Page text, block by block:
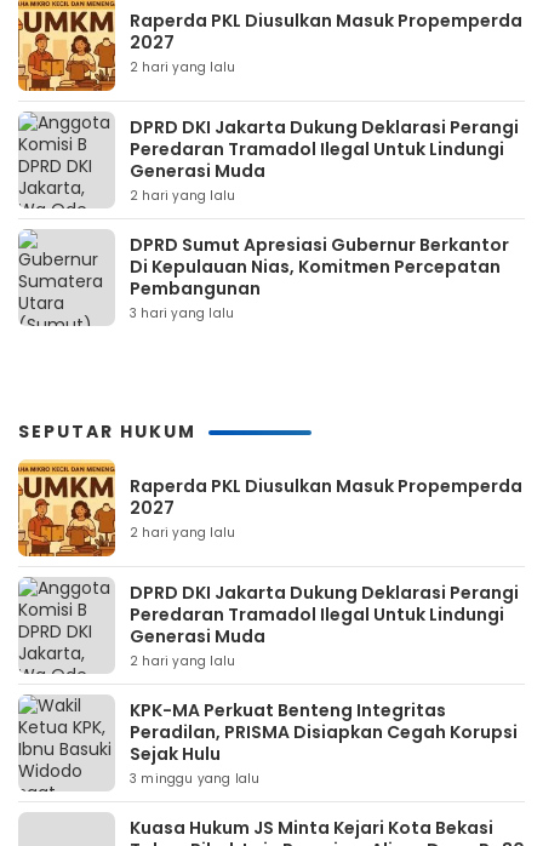
Raperda PKL Diusulkan Masuk Propemperda
2027
2 hari yang lalu
DPRD DKI Jakarta Dukung Deklarasi Perangi
Peredaran Tramadol Ilegal Untuk Lindungi
Generasi Muda
2 hari yang lalu
DPRD Sumut Apresiasi Gubernur Berkantor
Di Kepulauan Nias, Komitmen Percepatan
Pembangunan
3 hari yang lalu
SEPUTAR HUKUM
Raperda PKL Diusulkan Masuk Propemperda
2027
2 hari yang lalu
DPRD DKI Jakarta Dukung Deklarasi Perangi
Peredaran Tramadol Ilegal Untuk Lindungi
Generasi Muda
2 hari yang lalu
KPK-MA Perkuat Benteng Integritas
Peradilan, PRISMA Disiapkan Cegah Korupsi
Sejak Hulu
3 minggu yang lalu
Kuasa Hukum JS Minta Kejari Kota Bekasi